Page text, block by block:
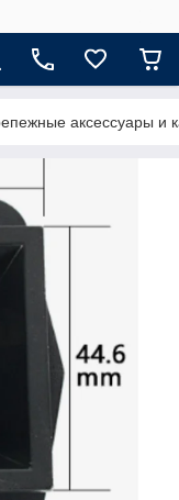
аксессуары и